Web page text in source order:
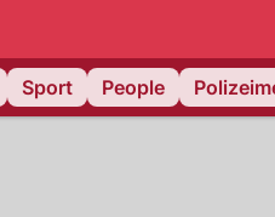
Sport People